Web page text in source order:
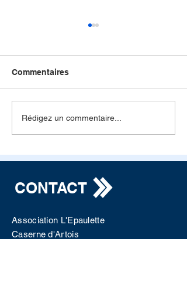
Décès du colonel Guilhe
Commentaires
Rédigez un commentaire...
CONTACT
Association L'Epaulette
Caserne d'Artois